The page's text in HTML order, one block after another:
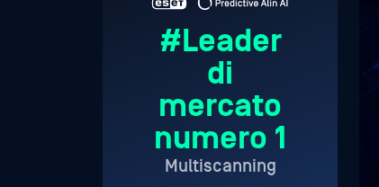
#Leader
di
mercato
numero 1
Multiscanning